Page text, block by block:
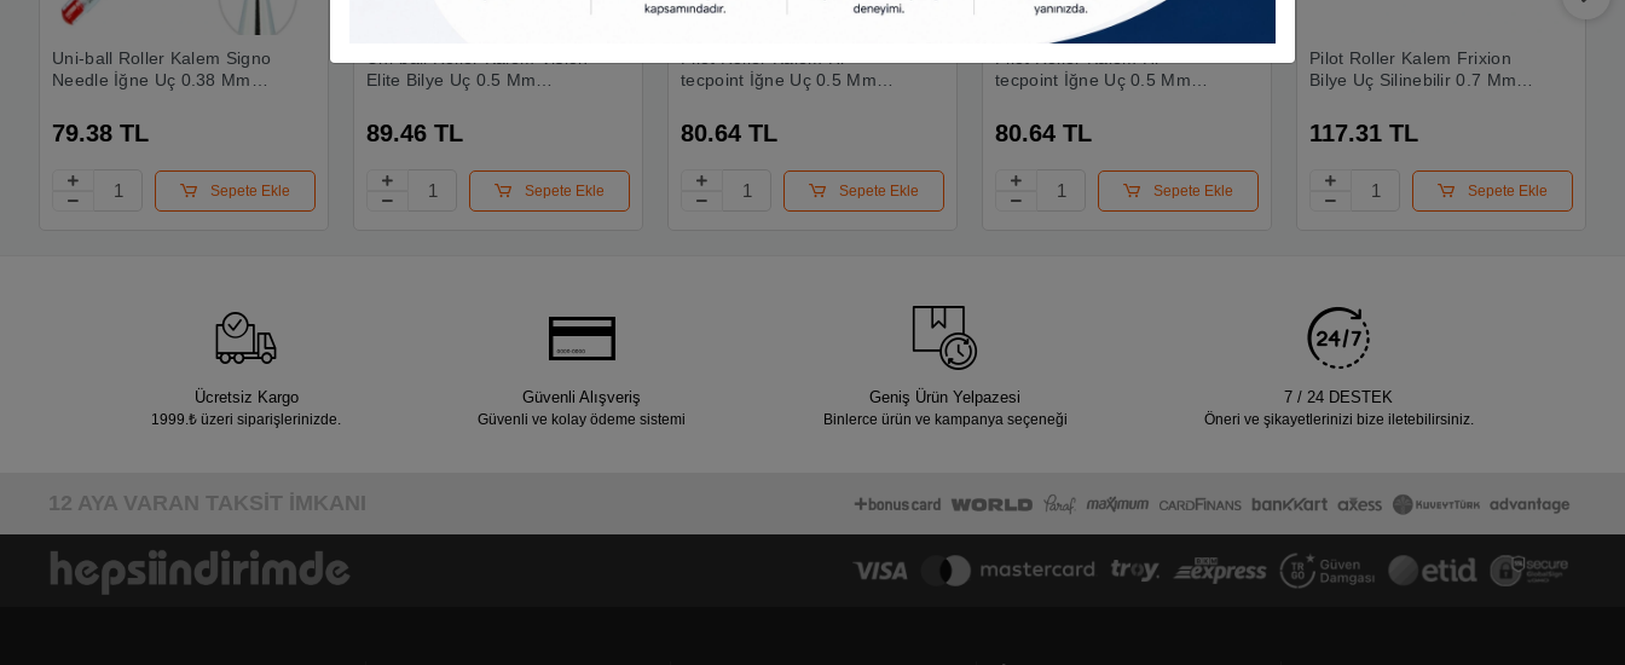
Uni-ball Roller Kalem Signo
Needle İğne Uç 0.38 Mm
79.38 TL
Sepete Ekle
Elite Bilye Uç 0.5 Mm
89.46 TL
Sepete Ekle
tecpoint İğne Uç 0.5 Mm
80.64 TL
Sepete Ekle
tecpoint İğne Uç 0.5 Mm
80.64 TL
Sepete Ekle
Pilot Roller Kalem Frixion
Bilye Uç Silinebilir 0.7 Mm
117.31 TL
Sepete Ekle
Ücretsiz Kargo
1999.₺ üzeri siparişlerinizde.
Güvenli Alışveriş
Güvenli ve kolay ödeme sistemi
Geniş Ürün Yelpazesi
Binlerce ürün ve kampanya seçeneği
7 / 24 DESTEK
Öneri ve şikayetlerinizi bize iletebilirsiniz.
12 AYA VARAN TAKSİT İMKANI